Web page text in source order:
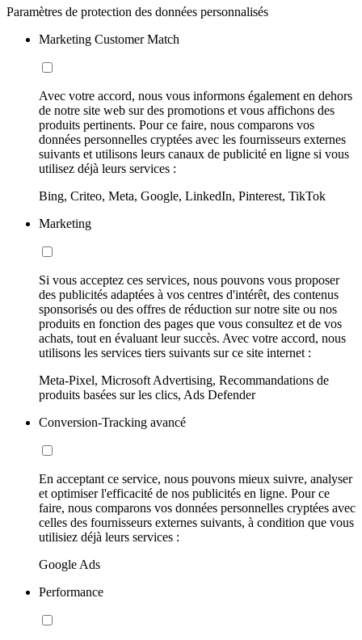
Paramètres de protection des données personnalisés
Marketing Customer Match
Avec votre accord, nous vous informons également en dehors
de notre site web sur des promotions et vous affichons des
produits pertinents. Pour ce faire, nous comparons vos
données personnelles cryptées avec les fournisseurs externes
suivants et utilisons leurs canaux de publicité en ligne si vous
utilisez déjà leurs services :
Bing, Criteo, Meta, Google, LinkedIn, Pinterest, TikTok
Marketing
Si vous acceptez ces services, nous pouvons vous proposer
des publicités adaptées à vos centres d'intérêt, des contenus
sponsorisés ou des offres de réduction sur notre site ou nos
produits en fonction des pages que vous consultez et de vos
achats, tout en évaluant leur succès. Avec votre accord, nous
utilisons les services tiers suivants sur ce site internet :
Meta-Pixel, Microsoft Advertising, Recommandations de
produits basées sur les clics, Ads Defender
Conversion-Tracking avancé
En acceptant ce service, nous pouvons mieux suivre, analyser
et optimiser l'efficacité de nos publicités en ligne. Pour ce
faire, nous comparons vos données personnelles cryptées avec
celles des fournisseurs externes suivants, à condition que vous
utilisiez déjà leurs services :
Google Ads
Performance